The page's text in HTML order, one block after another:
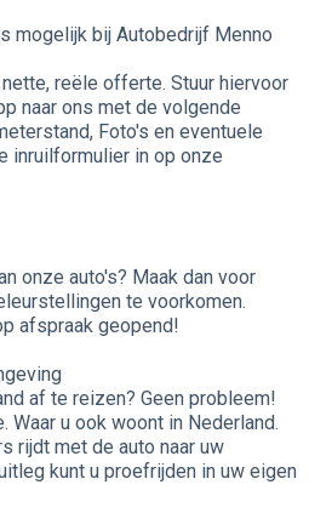
mogelijk bij Autobedrijf Menno
reële offerte. Stuur hiervoor
naar ons met de volgende
Foto's en eventuele
inruilformulier in op onze
onze auto's? Maak dan voor
te voorkomen.
afspraak geopend!
af te reizen? Geen probleem!
Waar u ook woont in Nederland.
rijdt met de auto naar uw
kunt u proefrijden in uw eigen